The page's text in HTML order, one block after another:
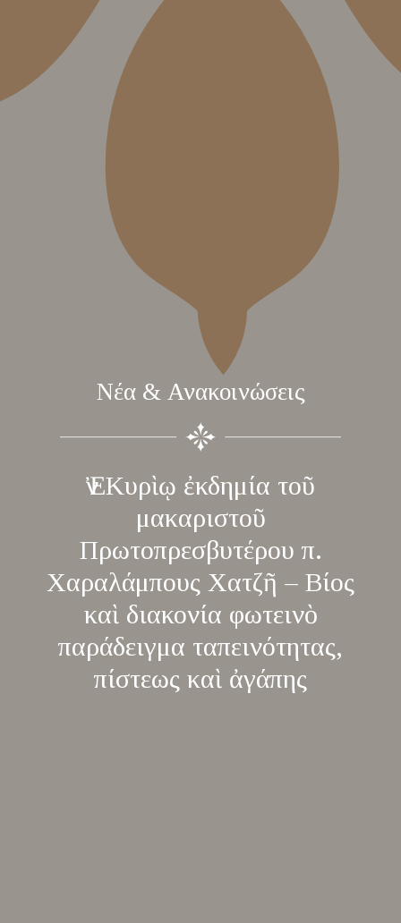
Νέα & Ανακοινώσεις
Ἐν Κυρὶῳ ἐκδημία τοῦ
μακαριστοῦ
Πρωτοπρεσβυτέρου π.
Χαραλάμπους Χατζῆ – Βίος
καὶ διακονία φωτεινὸ
παράδειγμα ταπεινότητας,
πίστεως καὶ ἀγάπης